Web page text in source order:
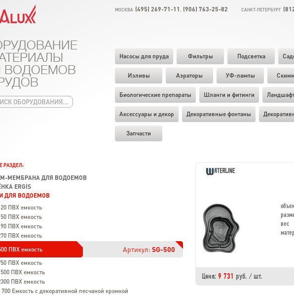
МОСКВА (495) 269-71-11 (906) 763-25-82 САНКТ-ПЕТЕРБУРГ
Насосы для пруда Фильтры Подсветка
Изливы Аэраторы УФ-лампы
Биологические препараты Шланги и фитинги
Аксессуары и декор Декоративные фонтаны
Запчасти
ВОДОЕМОВ
вес
Цена: 9 731 руб. / шт.
РАЗДЕЛ:
МЕМБРАНА ДЛЯ ВОДОЕМОВ
ERGIS
ДЛЯ ВОДОЕМОВ
ПВХ емкость
ПВХ емкость
ПВХ емкость
ПВХ емкость
ПВХ емкость
Артикул: SG-500
ПВХ емкость
ПВХ емкость
ПВХ емкость
700 Емкость с декоративной песчаной кромкой